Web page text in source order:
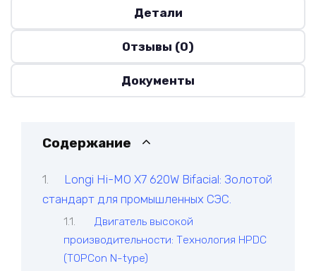
Детали
Отзывы (0)
Документы
Содержание
Longi Hi-MO X7 620W Bifacial: Золотой
стандарт для промышленных СЭС.
Двигатель высокой
производительности: Технология HPDC
(TOPCon N-type)